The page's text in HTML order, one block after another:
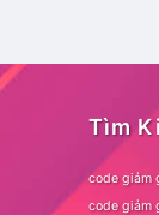
Tìm
code giảm
code giảm